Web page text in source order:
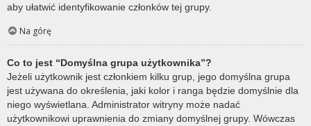
aby ułatwić identyfikowanie członków tej grupy.
Na górę
Co to jest “Domyślna grupa użytkownika”?
Jeżeli użytkownik jest członkiem kilku grup, jego domyślna grupa
jest używana do określenia, jaki kolor i ranga będzie domyślnie dla
niego wyświetlana. Administrator witryny może nadać
użytkownikowi uprawnienia do zmiany domyślnej grupy. Wówczas